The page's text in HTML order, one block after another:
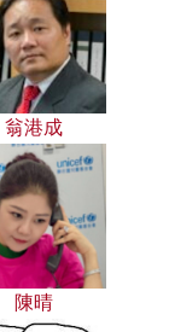
翁港成
陳晴